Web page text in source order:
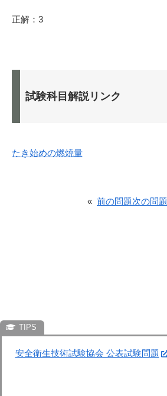
正解：3
試験科目解説リンク
たき始めの燃焼量
« 前の問題次の問題
安全衛生技術試験協会 公表試験問題